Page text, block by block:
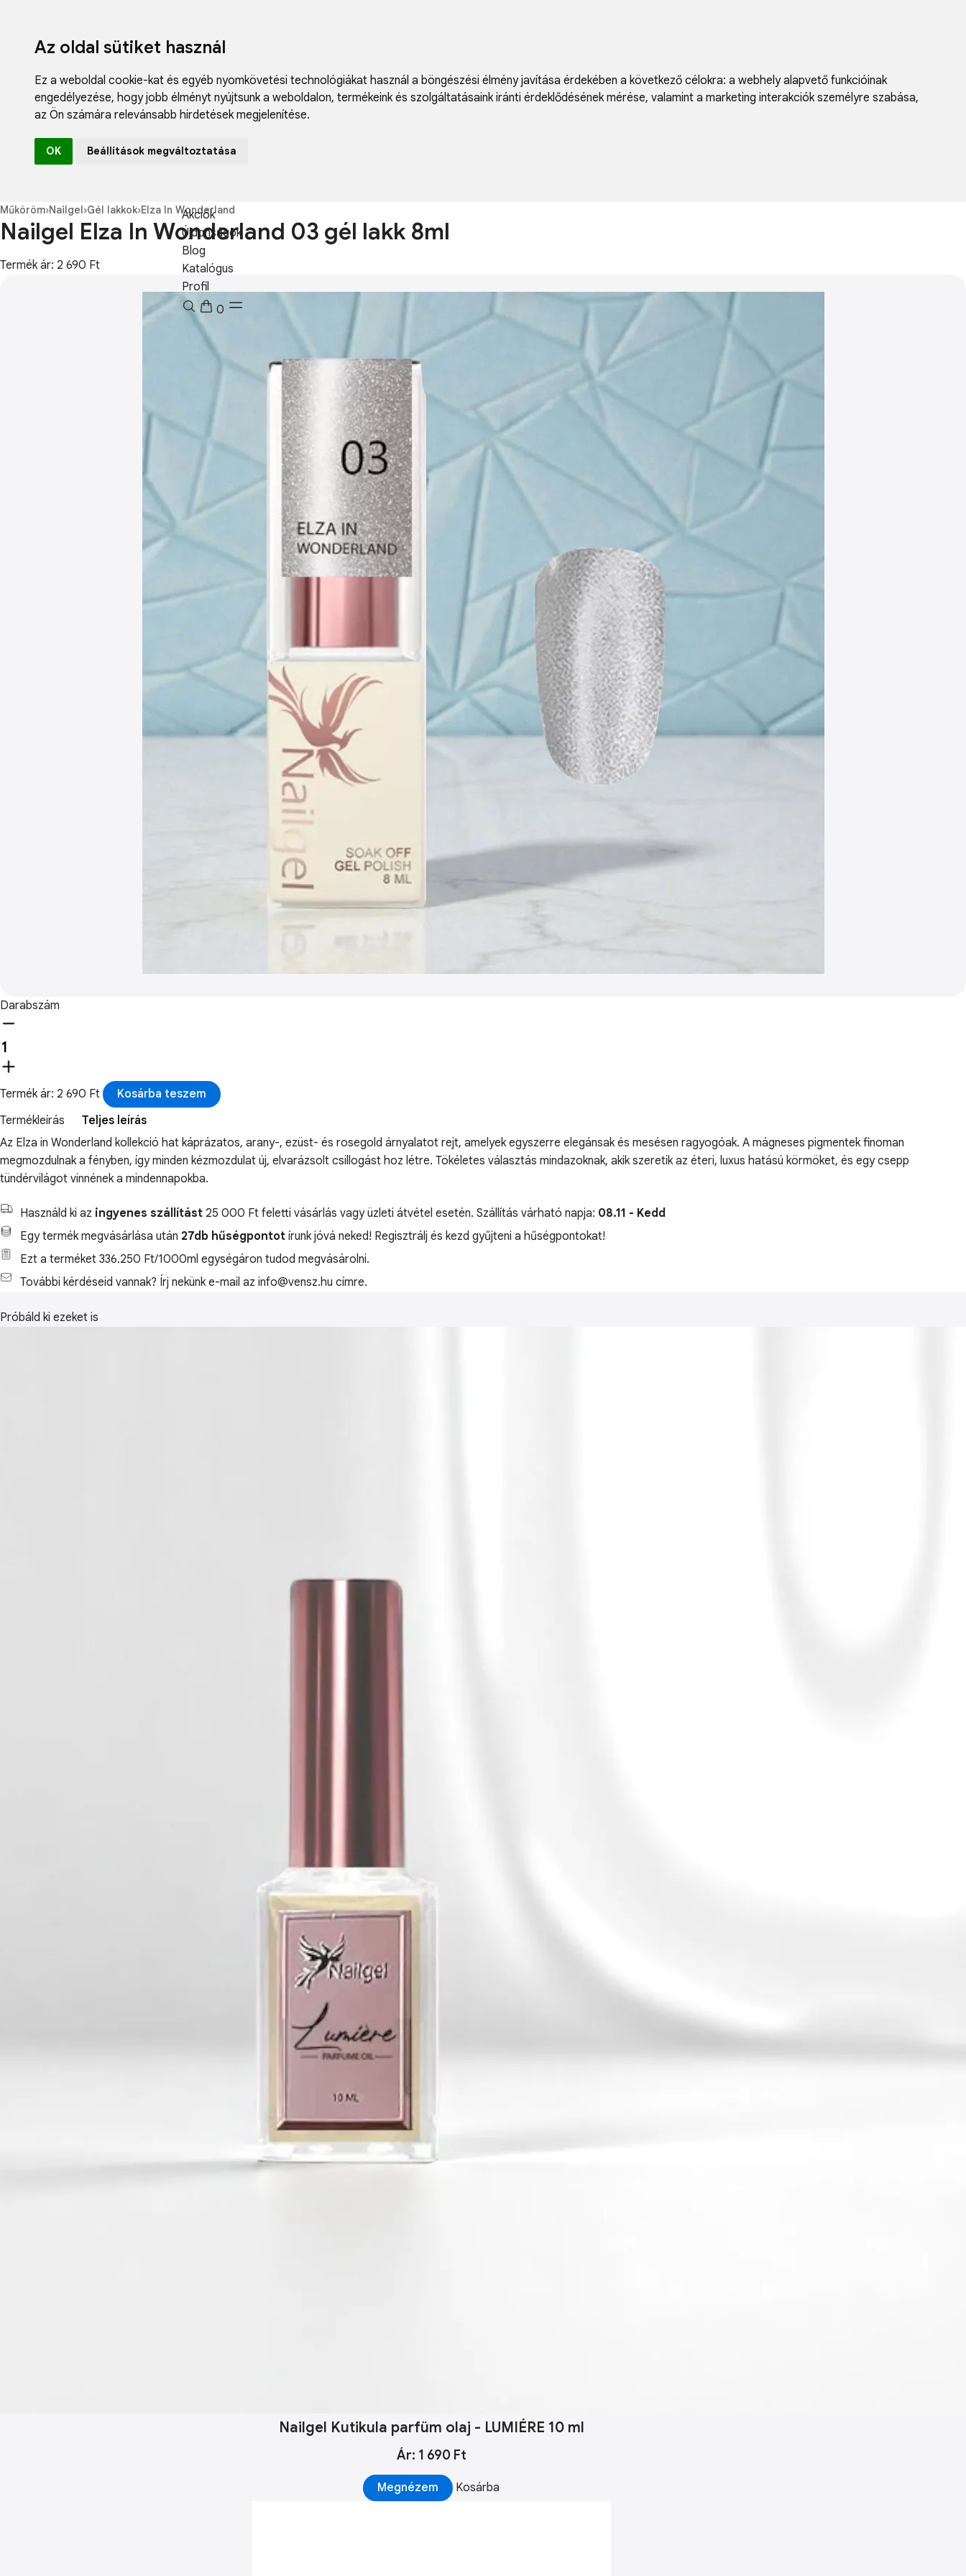
Az oldal sütiket használ
Ez a weboldal cookie-kat és egyéb nyomkövetési technológiákat használ a böngészési élmény javítása érdekében a következő célokra: a webhely alapvető funkcióinak
engedélyezése, hogy jobb élményt nyújtsunk a weboldalon, termékeink és szolgáltatásaink iránti érdeklődésének mérése, valamint a marketing interakciók személyre szabása,
az Ön számára relevánsabb hirdetések megjelenítése.
OK Beállítások megváltoztatása
Fodrászcikk
Akciók
Újdonságok
Blog
Katalógus
Profil
0
Műköröm›Nailgel›Gél lakkok›Elza In Wonderland
Nailgel Elza In Wonderland 03 gél lakk 8ml
Termék ár: 2 690 Ft
Darabszám
Termék ár: 2 690 Ft
Kosárba teszem
Termékleírás
Teljes leírás
Az Elza in Wonderland kollekció hat káprázatos, arany-, ezüst- és rosegold árnyalatot rejt, amelyek egyszerre elegánsak és mesésen ragyogóak. A mágneses pigmentek finoman
megmozdulnak a fényben, így minden kézmozdulat új, elvarázsolt csillogást hoz létre. Tökéletes választás mindazoknak, akik szeretik az éteri, luxus hatású körmöket, és egy csepp
tündérvilágot vinnének a mindennapokba.
Használd ki az ingyenes szállítást 25 000 Ft feletti vásárlás vagy üzleti átvétel esetén. Szállítás várható napja: 08.11 - Kedd
Egy termék megvásárlása után 27db hűségpontot írunk jóvá neked! Regisztrálj és kezd gyűjteni a hűségpontokat!
Ezt a terméket 336.250 Ft/1000ml egységáron tudod megvásárolni.
További kérdéseid vannak? Írj nekünk e-mail az info@vensz.hu címre.
Próbáld ki ezeket is
Nailgel Kutikula parfüm olaj - LUMIÉRE 10 ml
Ár: 1 690 Ft
Megnézem Kosárba